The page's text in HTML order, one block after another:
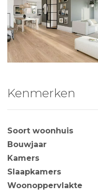
Kenmerken
Soort woonhuis
Bouwjaar
Kamers
Slaapkamers
Woonoppervlakte